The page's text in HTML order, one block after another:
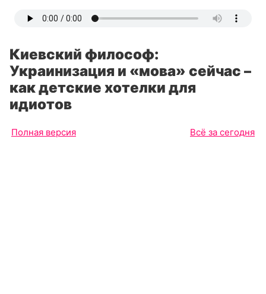
Киевский философ:
Украинизация и «мова» сейчас –
как детские хотелки для
идиотов
Полная версия Всё за сегодня